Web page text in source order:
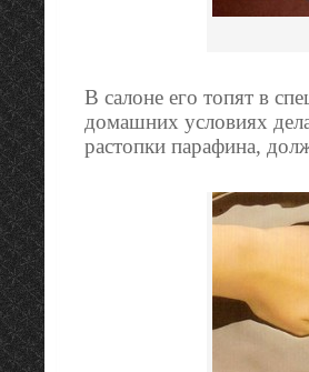
В салоне его топят в
домашних условиях
растопки парафина,